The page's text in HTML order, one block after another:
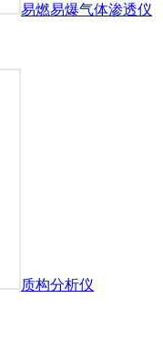
易燃易爆气体渗透仪
质构分析仪